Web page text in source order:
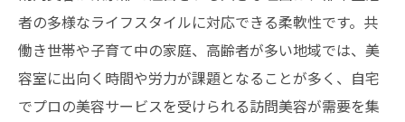
者の多様なライフスタイルに対応できる柔軟性です。共
働き世帯や子育て中の家庭、高齢者が多い地域では、美
容室に出向く時間や労力が課題となることが多く、自宅
でプロの美容サービスを受けられる訪問美容が需要を集